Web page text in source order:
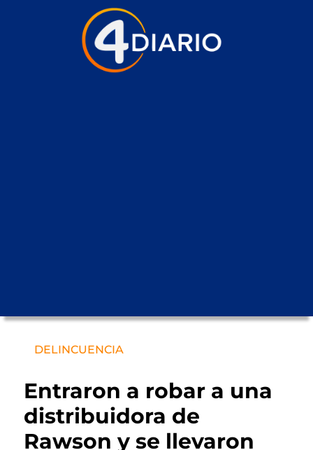
DELINCUENCIA
Entraron a robar a una
distribuidora de
Rawson y se llevaron